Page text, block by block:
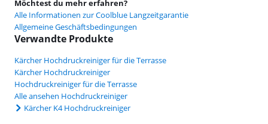
Möchtest du mehr erfahren?
Alle Informationen zur Coolblue Langzeitgarantie
Allgemeine Geschäftsbedingungen
Verwandte Produkte
Kärcher Hochdruckreiniger für die Terrasse
Kärcher Hochdruckreiniger
Hochdruckreiniger für die Terrasse
Alle ansehen Hochdruckreiniger
Kärcher K4 Hochdruckreiniger